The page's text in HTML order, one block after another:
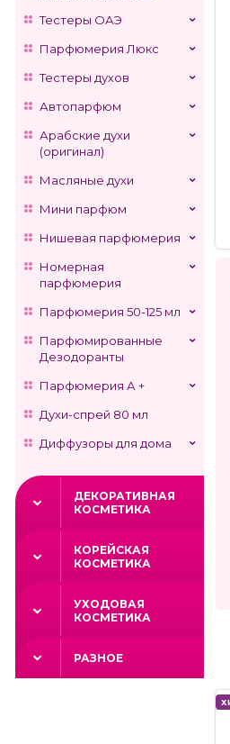
Тестеры ОАЭ
Парфюмерия Люкс
Тестеры духов
Автопарфюм
Арабские духи
(оригинал)
Масляные духи
Мини парфюм
Нишевая парфюмерия
Номерная
парфюмерия
Парфюмерия 50-125 мл
Парфюмированные
Дезодоранты
Парфюмерия А +
Духи-спрей 80 мл
Диффузоры для дома
ДЕКОРАТИВНАЯ
КОСМЕТИКА
КОРЕЙСКАЯ
КОСМЕТИКА
УХОДОВАЯ
КОСМЕТИКА
РАЗНОЕ